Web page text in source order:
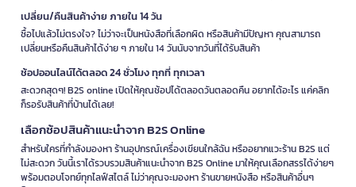
เปลี่ยน/คืนสินค้าง่าย ภายใน 14 วัน
ซื้อไปแล้วไม่ตรงใจ? ไม่ว่าจะเป็นหนังสือที่เลือกผิด หรือสินค้ามีปัญหา คุณสามารถ
เปลี่ยนหรือคืนสินค้าได้ง่าย ๆ ภายใน 14 วันนับจากวันที่ได้รับสินค้า
ช้อปออนไลน์ได้ตลอด 24 ชั่วโมง ทุกที่ ทุกเวลา
สะดวกสุดๆ! B2S online เปิดให้คุณช้อปได้ตลอดวันตลอดคืน อยากได้อะไร แค่คลิก
ก็รอรับสินค้าที่บ้านได้เลย!
เลือกช้อปสินค้าแนะนำจาก B2S Online
สำหรับใครที่กำลังมองหา ร้านอุปกรณ์เครื่องเขียนใกล้ฉัน หรืออยากแวะร้าน B2S แต่
ไม่สะดวก วันนี้เราได้รวบรวมสินค้าแนะนำจาก B2S Online มาให้คุณเลือกสรรได้ง่ายๆ
พร้อมตอบโจทย์ทุกไลฟ์สไตล์ ไม่ว่าคุณจะมองหา ร้านขายหนังสือ หรือสินค้าอื่นๆ